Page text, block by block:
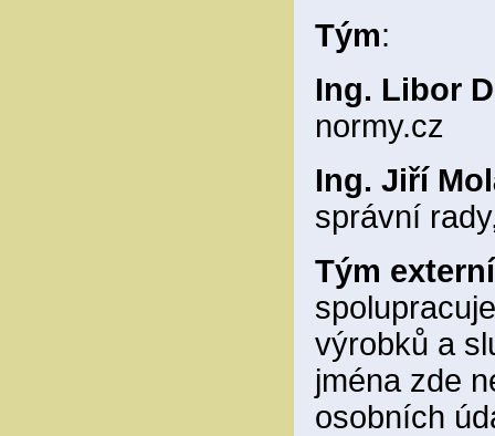
Tým:
Ing. Libor
normy.cz
Ing. Jiří
správní
Tým
výrobků a
jména zde
osobních